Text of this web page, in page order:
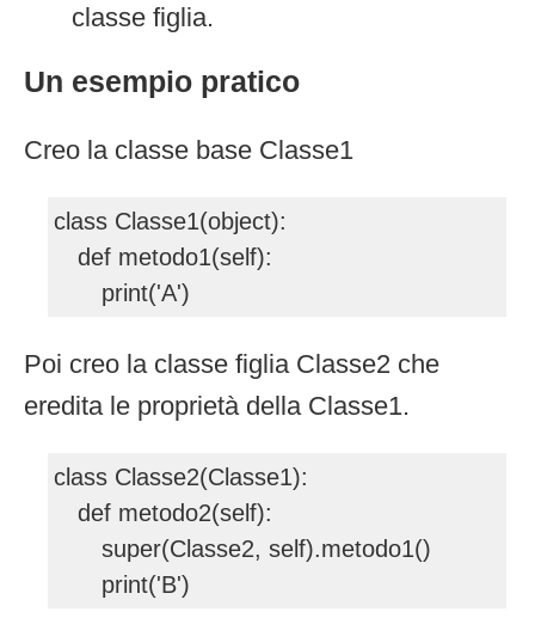
classe figlia.
Un esempio pratico
Creo la classe base Classe1
class Classe1(object):
def metodo1(self):
print('A')
Poi creo la classe figlia Classe2 che
eredita le proprietà della Classe1.
class Classe2(Classe1):
def metodo2(self):
super(Classe2, self).metodo1()
print('B')